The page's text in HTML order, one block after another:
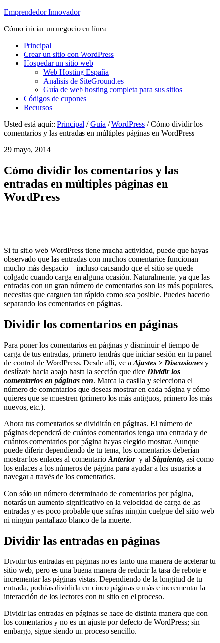
Emprendedor Innovador
Cómo iniciar un negocio en línea
Principal
Crear un sitio con WordPress
Hospedar un sitio web
Web Hosting España
Análisis de SiteGround.es
Guía de web hosting completa para sus sitios
Códigos de cupones
Recursos
Usted está aquí:: Principal /Guía /WordPress / Cómo dividir los
comentarios y las entradas en múltiples páginas en WordPress
29 mayo, 2014
Cómo dividir los comentarios y las
entradas en múltiples páginas en
WordPress
Si tu sitio web WordPress tiene mucha actividad, puede que hayas
observado que las entradas con muchos comentarios funcionan
mucho más despacio – incluso causando que el sitio se quede
colgado cuando carga en alguna ocasión. Naturalmente, ya que las
entradas con un gran número de comentarios son las más populares,
necesitas que carguen tan rápido como sea posible. Puedes hacerlo
separando los comentarios en páginas.
Dividir los comentarios en páginas
Para poner los comentarios en páginas y disminuir el tiempo de
carga de tus entradas, primero tendrás que iniciar sesión en tu panel
de control de WordPress. Desde allí, ve a Ajustes > Discusiones y
deslízate hacia abajo hasta la sección que dice Dividir los
comentarios en páginas con. Marca la casilla y selecciona el
número de comentarios que deseas mostrar en cada página y cómo
quieres que se muestren (primero los más antiguos, primero los más
nuevos, etc.).
Ahora tus comentarios se dividirán en páginas. El número de
páginas dependerá de cuántos comentarios tenga una entrada y de
cuántos comentarios por página hayas elegido mostrar. Aunque
puede diferir dependiendo de tu tema, los comentarios deberían
mostrar los enlaces al comentario Anteriory al Siguiente, así como
los enlaces a los números de página para ayudar a los usuarios a
navegar a través de los comentarios.
Con sólo un número determinado de comentarios por página,
notarás un aumento significativo en la velocidad de carga de las
entradas y es poco probable que sufras ningún cuelgue del sitio web
ni ningún pantallazo blanco de la muerte.
Dividir las entradas en páginas
Dividir tus entradas en páginas no es tanto una manera de acelerar tu
sitio web, pero es una buena manera de reducir la tasa de rebote e
incrementar las páginas vistas. Dependiendo de la longitud de tu
entrada, podrías dividirla en cinco páginas o más e incrementar la
interacción de los lectores con tu sitio en el proceso.
Dividir las entradas en páginas se hace de distinta manera que con
los comentarios y no es un ajuste por defecto de WordPress; sin
embargo, sigue siendo un proceso sencillo.